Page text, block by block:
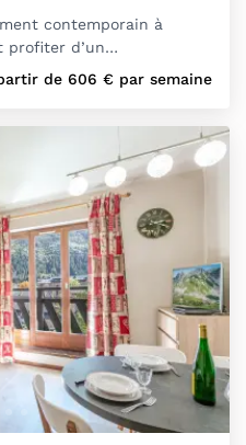
contemporain à
profiter d’un…
de 606 € par semaine